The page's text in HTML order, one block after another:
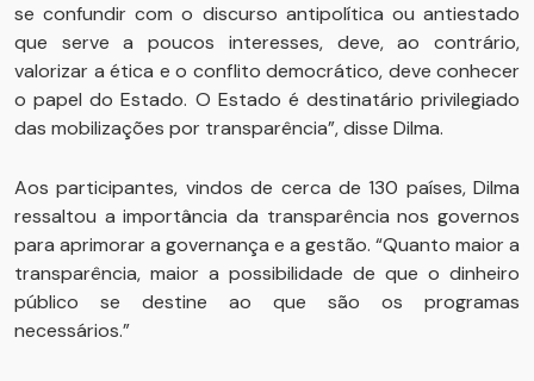
se confundir com o discurso antipolítica ou antiestado
que serve a poucos interesses, deve, ao contrário,
valorizar a ética e o conflito democrático, deve conhecer
o papel do Estado. O Estado é destinatário privilegiado
das mobilizações por transparência”, disse Dilma.
Aos participantes, vindos de cerca de 130 países, Dilma
ressaltou a importância da transparência nos governos
para aprimorar a governança e a gestão. “Quanto maior a
transparência, maior a possibilidade de que o dinheiro
público se destine ao que são os programas
necessários.”